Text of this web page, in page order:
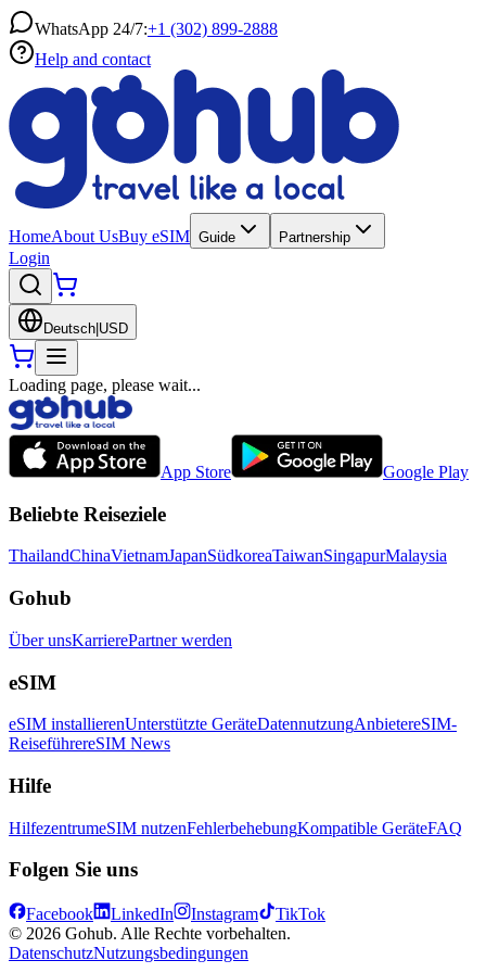
WhatsApp 24/7:+1 (302) 899-2888
Help and contact
HomeAbout UsBuy eSIM Guide Partnership
Login
Deutsch USD
Loading page, please wait...
App Store Google Play
Beliebte Reiseziele
ThailandChinaVietnamJapanSüdkoreaTaiwanSingapurMalaysia
Gohub
Über unsKarrierePartner werden
eSIM
eSIM installierenUnterstützte GeräteDatennutzungAnbietereSIM-
ReiseführereSIM News
Hilfe
HilfezentrumeSIM nutzenFehlerbehebungKompatible GeräteFAQ
Folgen Sie uns
Facebook LinkedIn Instagram
TikTok
© 2026 Gohub. Alle Rechte vorbehalten.
DatenschutzNutzungsbedingungen